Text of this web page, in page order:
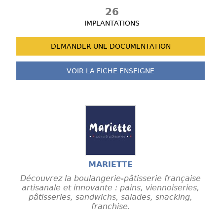
26
IMPLANTATIONS
DEMANDER UNE DOCUMENTATION
VOIR LA FICHE ENSEIGNE
MARIETTE
Découvrez la boulangerie-pâtisserie française
artisanale et innovante : pains, viennoiseries,
pâtisseries, sandwichs, salades, snacking,
franchise.